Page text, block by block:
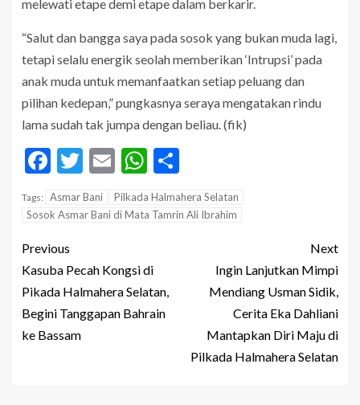
melewati etape demi etape dalam berkarir.
“Salut dan bangga saya pada sosok yang bukan muda lagi,
tetapi selalu energik seolah memberikan ‘Intrupsi’ pada
anak muda untuk memanfaatkan setiap peluang dan
pilihan kedepan,” pungkasnya seraya mengatakan rindu
lama sudah tak jumpa dengan beliau. (fik)
Facebook
Twitter
EmailWhatsApp
Tags: Asmar Bani
Pilkada Halmahera Selatan
Sosok Asmar Bani di Mata Tamrin Ali Ibrahim
Previous
Kasuba Pecah Kongsi di
Pikada Halmahera Selatan,
Begini Tanggapan Bahrain
ke Bassam
Next
Ingin Lanjutkan Mimpi
Mendiang Usman Sidik,
Cerita Eka Dahliani
Mantapkan Diri Maju di
Pilkada Halmahera Selatan